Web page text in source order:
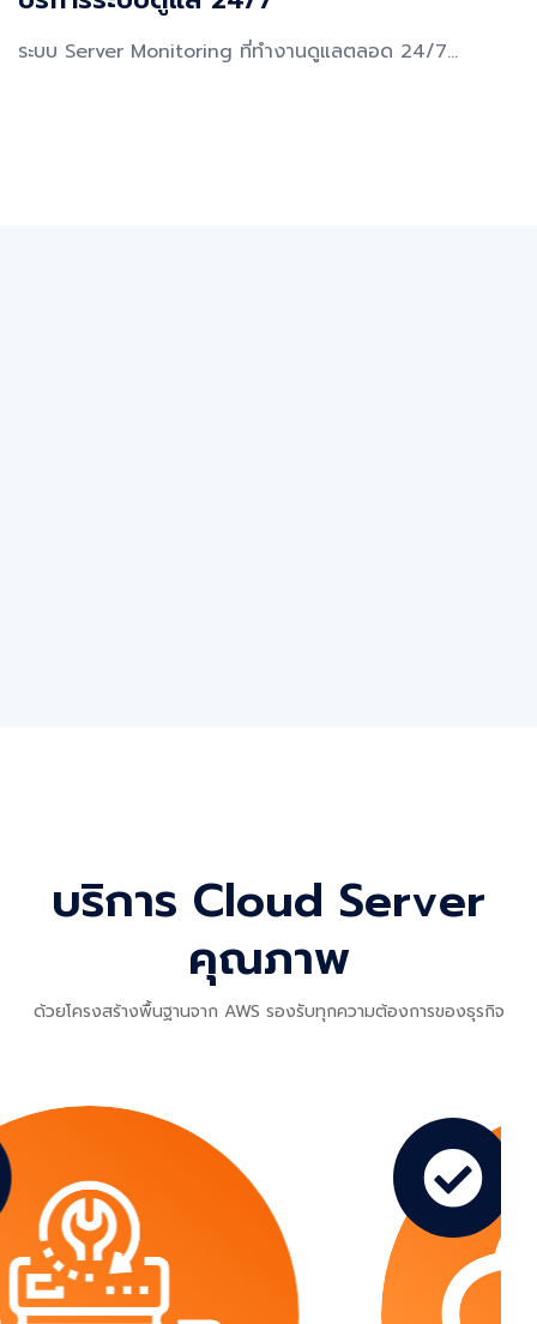
ระบบ Server Monitoring ที่ทำงานดูแลตลอด 24/7...
บริการ Cloud Server
คุณภาพ
ด้วยโครงสร้างพื้นฐานจาก AWS รองรับทุกความต้องการของธุรกิจ